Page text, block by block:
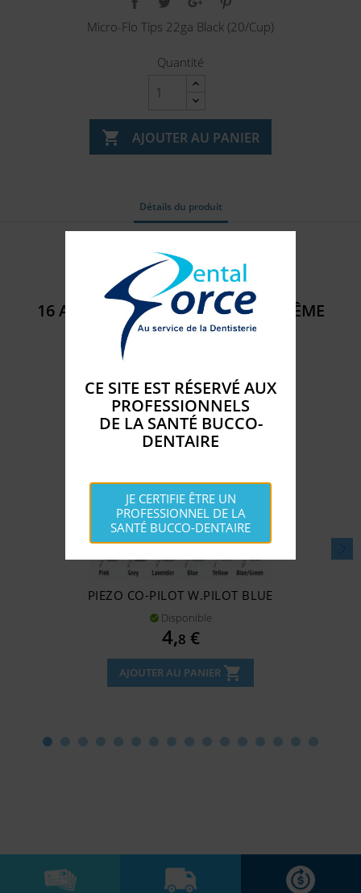
Micro-Flo Tips 22ga Black (20/Cup)
Quantité
 AJOUTER AU PANIER
Détails du produit
Référence
16 AUTRES PRODUITS DANS LA MÊME
CATÉGORIE :
PIEZO CO-PILOT W.PILOT BLUE
 Disponible
Prix
4,8 €
AJOUTER AU PANIER shopping_cart
CE SITE EST RÉSERVÉ AUX
PROFESSIONNELS
DE LA SANTÉ BUCCO-
DENTAIRE
JE CERTIFIE ÊTRE UN
PROFESSIONNEL DE LA
SANTÉ BUCCO-DENTAIRE